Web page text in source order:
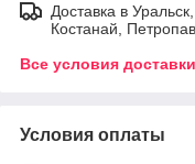
Доставка в
Костанай,
Все условия доставки
Условия оплаты